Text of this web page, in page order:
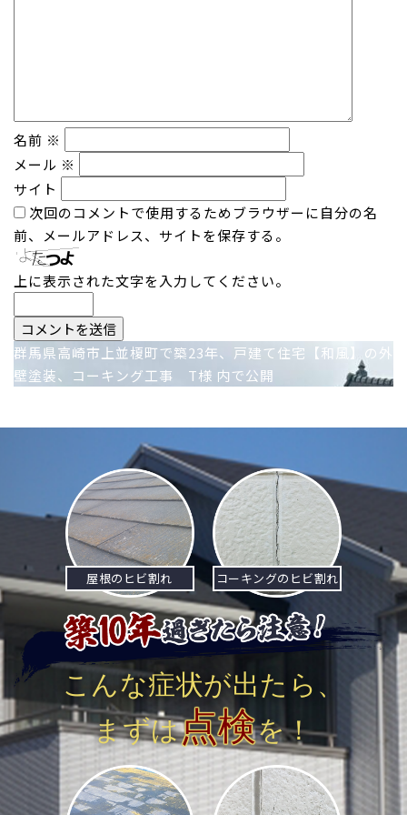
名前 ※
メール ※
サイト
次回のコメントで使用するためブラウザーに自分の名
前、メールアドレス、サイトを保存する。
上に表示された文字を入力してください。
投
稿
ナ
シ
ョ
ン
群馬県高崎市上並榎町で築23年、戸建て住宅【和風】の外
壁塗装、コーキング工事 T様 内で公開
屋根のヒビ割れ コーキングのヒビ割れ
こんな症状が出たら、
まずは点検を！